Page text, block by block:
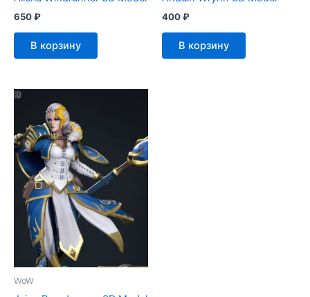
650₽
В корзину
400₽
В корзину
WoW